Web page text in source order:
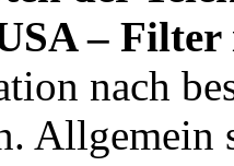
–
nach
Allgemein